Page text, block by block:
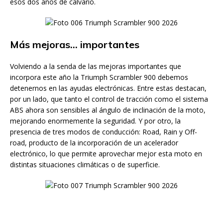
Más mejoras… importantes
Volviendo a la senda de las mejoras importantes que
incorpora este año la Triumph Scrambler 900 debemos
detenernos en las ayudas electrónicas. Entre estas destacan,
por un lado, que tanto el control de tracción como el sistema
ABS ahora son sensibles al ángulo de inclinación de la moto,
mejorando enormemente la seguridad. Y por otro, la
presencia de tres modos de conducción: Road, Rain y Off-
road, producto de la incorporación de un acelerador
electrónico, lo que permite aprovechar mejor esta moto en
distintas situaciones climáticas o de superficie.